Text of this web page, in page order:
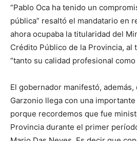
“Pablo Oca ha tenido un
pública” resaltó el mandatario en
ahora ocupaba la titularidad del
Crédito Público de la Provincia, al
“tanto su calidad profesional como
El gobernador manifestó, además,
Garzonio llega con una
porque recordemos que fue
Provincia durante el primer